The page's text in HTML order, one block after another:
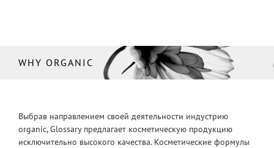
WHY ORGANIC
Выбрав направлением своей деятельности индустрию
organic, Glossary предлагает косметическую продукцию
исключительно высокого качества. Косметические формулы